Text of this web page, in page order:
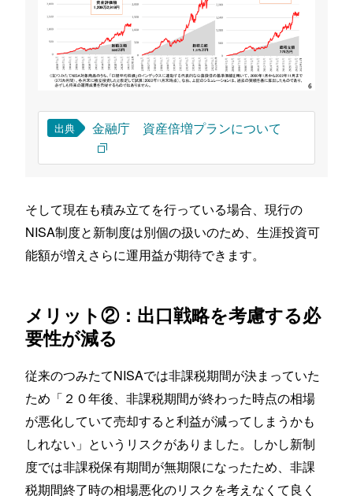
出典 金融庁 資産倍増プランについて
そして現在も積み立てを行っている場合、現行の
NISA制度と新制度は別個の扱いのため、生涯投資可
能額が増えさらに運用益が期待できます。
メリット②：出口戦略を考慮する必
要性が減る
従来のつみたてNISAでは非課税期間が決まっていた
ため「２０年後、非課税期間が終わった時点の相場
が悪化していて売却すると利益が減ってしまうかも
しれない」というリスクがありました。しかし新制
度では非課税保有期間が無期限になったため、非課
税期間終了時の相場悪化のリスクを考えなくて良く